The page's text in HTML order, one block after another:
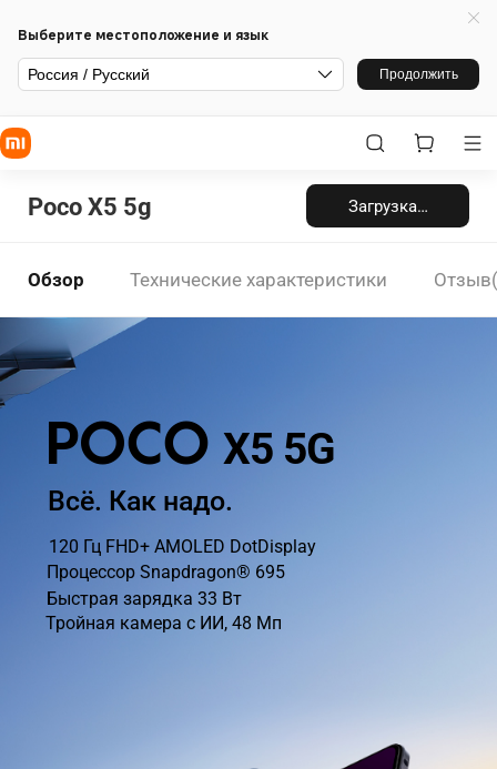
Выберите местоположение и язык
Россия / Русский Продолжить
Poco X5 5g Загрузка…
Обзор Технические характеристики
POCO X5 5G
Всё. Как надо.
120 Гц FHD+ AMOLED DotDisplay
Процессор Snapdragon® 695
Быстрая зарядка 33 Вт
Тройная камера с ИИ, 48 Мп